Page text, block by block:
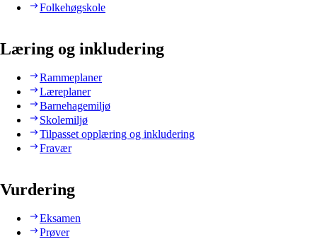
Folkehøgskole
Læring og inkludering
Rammeplaner
Læreplaner
Barnehagemiljø
Skolemiljø
Tilpasset opplæring og inkludering
Fravær
Vurdering
Eksamen
Prøver